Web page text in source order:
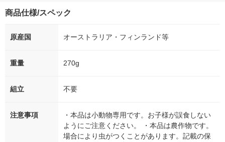
商品仕様/スペック
原産国 オーストラリア・フィンランド等
重量 270g
組立 不要
注意事項
・本品は小動物専用です。お子様が誤食しない
ようにご注意ください。 ・本品は農作物です。
場合により虫がつくことがあります。記載の保